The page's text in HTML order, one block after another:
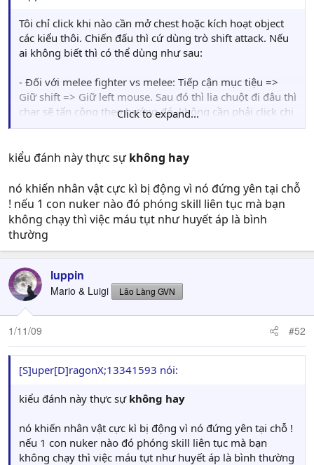
Tôi chỉ click khi nào cần mở chest hoặc kích hoạt object
các kiểu thôi. Chiến đấu thì cứ dùng trò shift attack. Nếu
ai không biết thì có thể dùng như sau:
- Đối với melee fighter vs melee: Tiếp cận mục tiệu =>
Giữ shift => Giữ left mouse. Sau đó thì lia chuột đi đâu thì
char sẽ tấn công theo hướng đó, không cần phải click chi
cho mỏi tay. Melee fighter vs ranger thì cũng tương tự
nó. Cái này đã test rồi.
- Đối với ranger + spellcsater: Tương tự như trên nhưng
có một trò vui hơn là nếu giữ left mouse và kéo nó ra
khỏi khung window game trong khi vẫn giữ nút shift thì
char sẽ tấn công theo hướng cursor mà không cần phải
nhấp chuột (thậm chí bỏ left mouse ra). Nếu bạn target
mới thôi. Cái này thì chưa test (ổ cứng hết nên chưa cài
TL được) nhưng tôi nghĩ control giống D2 thì nó cũng sẽ
cho phép làm như vậy.
Chúc vui!
Click to expand...
kiểu đánh này thực sựkhông hay
nó khiến nhân vật cực kì bị động vì nó đứng yên tại chỗ
! nếu 1 con nuker nào đó phóng skill liên tục mà bạn
không chạy thì việc máu tụt như huyết áp là bình
thường
luppin
Mario & Luigi Lão Làng GVN
1/11/09 #52
[S]uper[D]ragonX;13341593 nói:
kiểu đánh này thực sự không hay
nó khiến nhân vật cực kì bị động vì nó đứng yên tại chỗ !
nếu 1 con nuker nào đó phóng skill liên tục mà bạn
không chạy thì việc máu tụt như huyết áp là bình thường